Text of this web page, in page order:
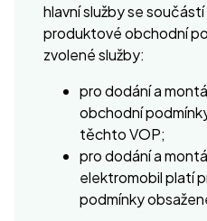
hlavní služby se
produktové obchodní
zvolené služby:
pro dodání a
obchodní
těchto VOP;
pro dodání a
elektromobil platí
podmínky